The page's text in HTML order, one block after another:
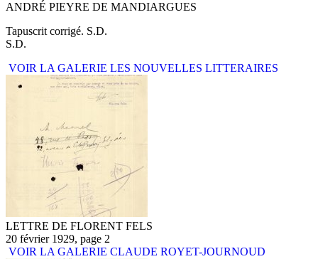
ANDRÉ PIEYRE DE MANDIARGUES
Tapuscrit corrigé. S.D.
S.D.
VOIR LA GALERIE LES NOUVELLES LITTERAIRES
LETTRE DE FLORENT FELS
20 février 1929, page 2
VOIR LA GALERIE CLAUDE ROYET-JOURNOUD